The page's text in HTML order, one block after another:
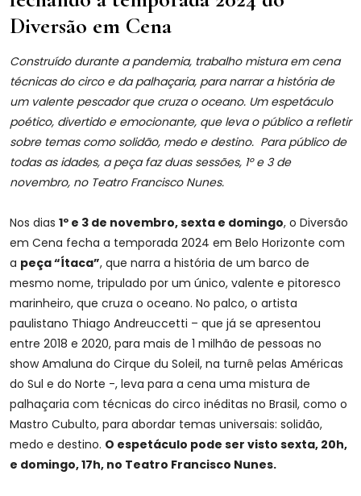
Diversão em Cena
Construído durante a pandemia, trabalho mistura em cena
técnicas do circo e da palhaçaria, para narrar a história de
um valente pescador que cruza o oceano. Um espetáculo
poético, divertido e emocionante, que leva o público a refletir
sobre temas como solidão, medo e destino. Para público de
todas as idades, a peça faz duas sessões, 1º e 3 de
novembro, no Teatro Francisco Nunes.
Nos dias 1º e 3 de novembro, sexta e domingo, o Diversão
em Cena fecha a temporada 2024 em Belo Horizonte com
a peça “Ítaca”, que narra a história de um barco de
mesmo nome, tripulado por um único, valente e pitoresco
marinheiro, que cruza o oceano. No palco, o artista
paulistano Thiago Andreuccetti – que já se apresentou
entre 2018 e 2020, para mais de 1 milhão de pessoas no
show Amaluna do Cirque du Soleil, na turnê pelas Américas
do Sul e do Norte -, leva para a cena uma mistura de
palhaçaria com técnicas do circo inéditas no Brasil, como o
Mastro Cubulto, para abordar temas universais: solidão,
medo e destino. O espetáculo pode ser visto sexta, 20h,
e domingo, 17h, no Teatro Francisco Nunes.